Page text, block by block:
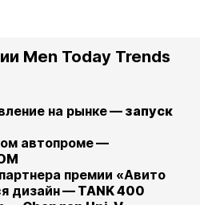
Men Today Trends
на рынке— запуск
автопроме—
премии «Авито
дизайн— TANK 400